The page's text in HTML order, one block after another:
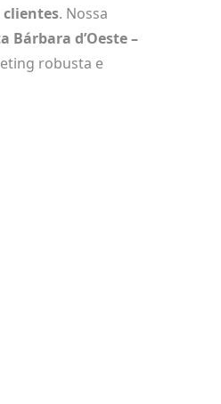
. Nossa
Bárbara d’Oeste –
robusta e